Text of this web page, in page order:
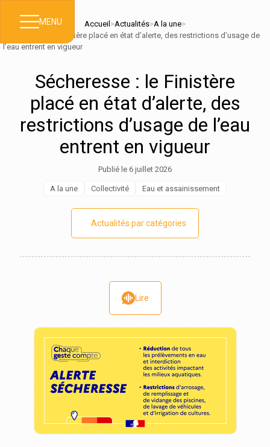
MENU Accueil >Actualités>A la une>
Sécheresse : le Finistère placé en état d’alerte, des restrictions d’usage de
l’eau entrent en vigueur
Sécheresse : le Finistère
placé en état d’alerte, des
restrictions d’usage de l’eau
entrent en vigueur
Publié le 6 juillet 2026
A la une Collectivité Eau et assainissement
Actualités par catégories
Lire